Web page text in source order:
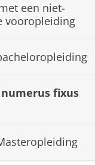
een niet-
vooropleiding
fixus